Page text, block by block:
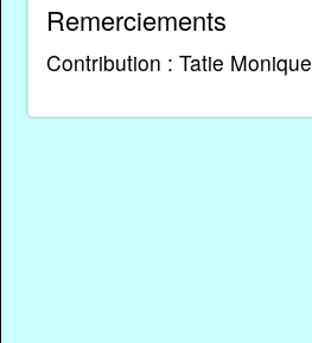
Remerciements
Contribution : Tatie Monique